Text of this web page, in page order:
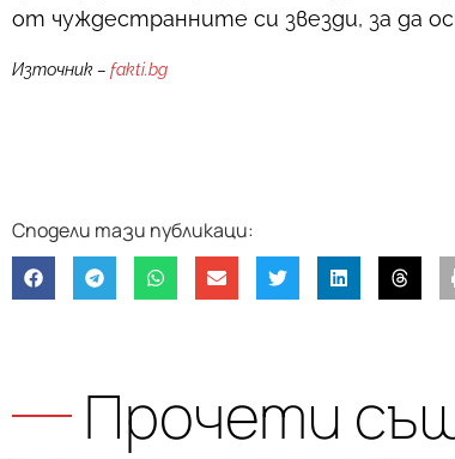
от чуждестранните си звезди, за да
Източник – fakti.bg
Прочети